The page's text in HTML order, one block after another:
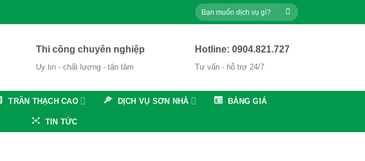
Thi công chuyên nghiệp
Uy tin - chất lượng - tận tâm
Hotline: 0904.821.727
Tư vấn - hỗ trợ 24/7
TRẦN THẠCH CAO DỊCH VỤ SƠN NHÀ BẢNG GIÁ
TIN TỨC